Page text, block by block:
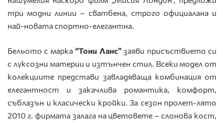
три модни линии – сватбена, строго официалана и
най-новата спортно-елегантна.
Бельото с марка“Тони Ланс”заяви присъствието си
с луксозни материи и изтънчен стил. Всеки модел от
колекциите представи завладяваща комбинация от
елегантност и закачлива романтика, комфорт,
съблазън и класически кройки. За сезон пролет-лято
2010 г. фирмата залага на цветовете – слонова кост,